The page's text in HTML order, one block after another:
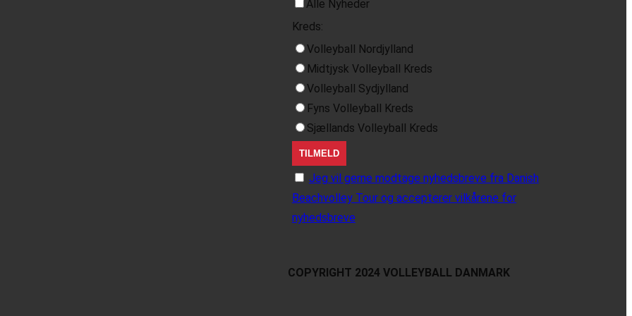
Alle Nyheder
Kreds:
Volleyball Nordjylland
Midtjysk Volleyball Kreds
Volleyball Sydjylland
Fyns Volleyball Kreds
Sjællands Volleyball Kreds
Jeg vil gerne modtage nyhedsbreve fra Danish
Beachvolley Tour og accepterer vilkårene for
nyhedsbreve
COPYRIGHT 2024 VOLLEYBALL DANMARK